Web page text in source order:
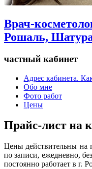
Врач-
Рошаль,
частный кабинет
Адрес кабинета.
Обо мне
Фото работ
Цены
Прайс-лист на
Цены действительны на
по записи, ежедневно,
постоянно работает в г.